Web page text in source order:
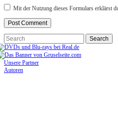
Mit der Nutzung dieses Formulars erklärst
Unsere Partner
Autoren